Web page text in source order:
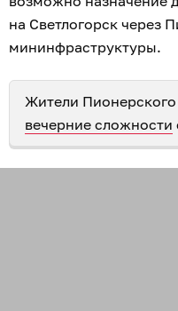
на Светлогорск через
мининфраструктуры.
Жители Пионерского
вечерние сложности